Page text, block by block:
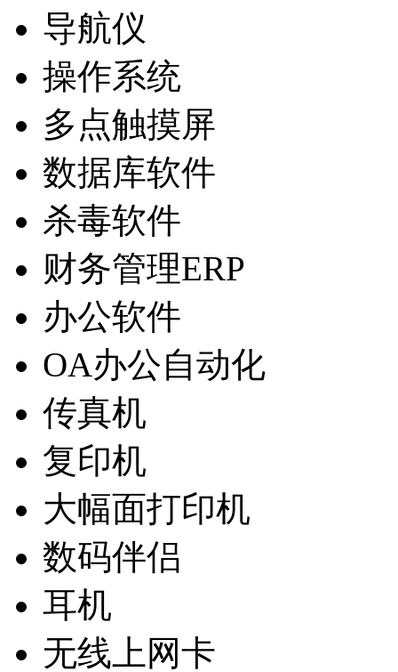
导航仪
操作系统
多点触摸屏
数据库软件
杀毒软件
财务管理ERP
办公软件
OA办公自动化
传真机
复印机
大幅面打印机
数码伴侣
耳机
无线上网卡